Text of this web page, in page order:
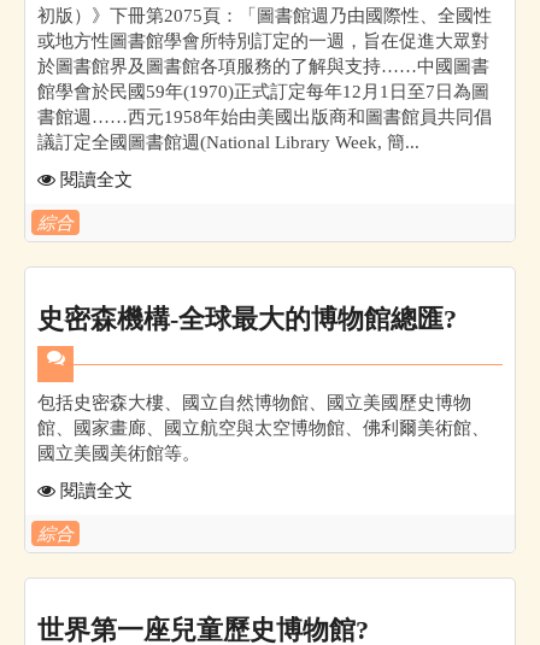
初版）》下冊第2075頁：「圖書館週乃由國際性、全國性
或地方性圖書館學會所特別訂定的一週，旨在促進大眾對
於圖書館界及圖書館各項服務的了解與支持……中國圖書
館學會於民國59年(1970)正式訂定每年12月1日至7日為圖
書館週……西元1958年始由美國出版商和圖書館員共同倡
議訂定全國圖書館週(National Library Week, 簡...
閱讀全文
綜合
史密森機構-全球最大的博物館總匯?
包括史密森大樓、國立自然博物館、國立美國歷史博物
館、國家畫廊、國立航空與太空博物館、佛利爾美術館、
國立美國美術館等。
閱讀全文
綜合
世界第一座兒童歷史博物館?